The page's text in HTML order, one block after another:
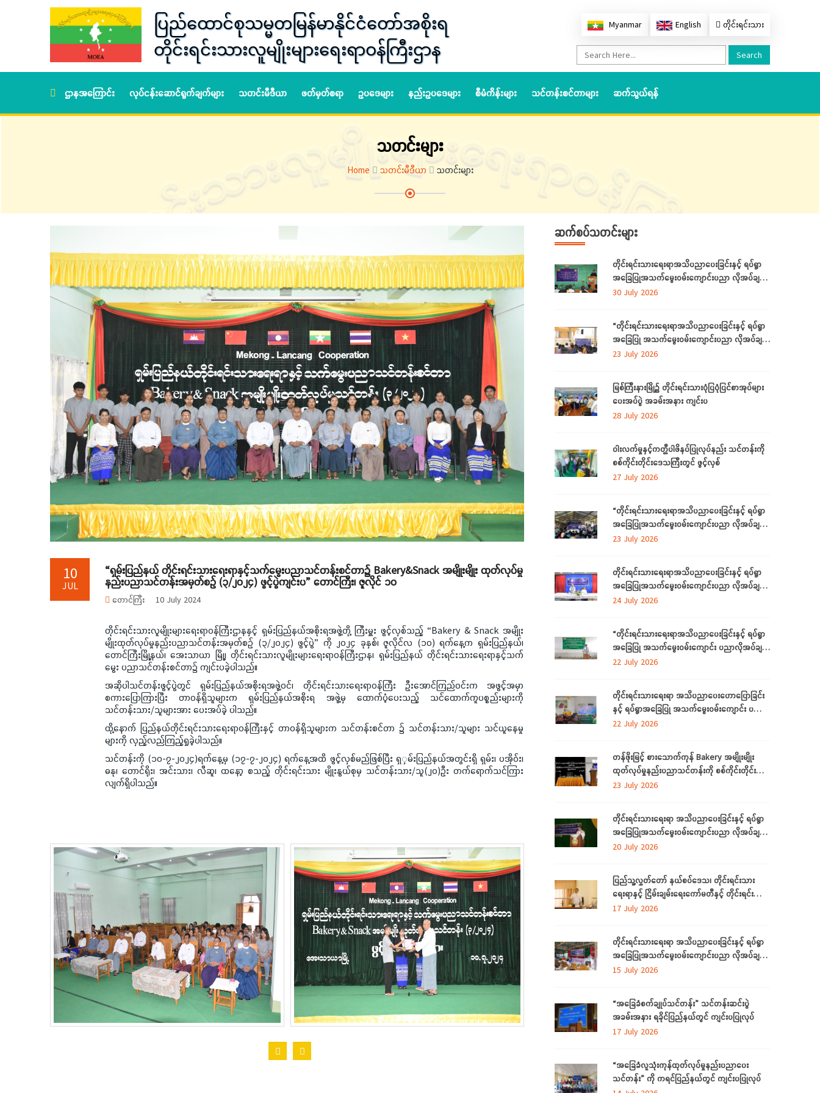
ပြည်ထောင်စုသမ္မတမြန်မာနိုင်ငံတော်အစိုးရ
တိုင်းရင်းသားလူမျိုးများရေးရာဝန်ကြီးဌာန
Myanmar English တိုင်းရင်းသား
Search
ဌာနအကြောင်း လုပ်ငန်းဆောင်ရွက်ချက်များ သတင်းမီဒီယာ ဖတ်မှတ်စရာ ဥပဒေများ နည်းဥပဒေများ စီမံကိန်းများ သင်တန်းစင်တာများ ဆက်သွယ်ရန်
သတင်းများ
Home သတင်းမီဒီယာ သတင်းများ
10
JUL
“ရှမ်းပြည်နယ် တိုင်းရင်းသားရေးရာနှင့်သက်မွေးပညာသင်တန်းစင်တာ၌ Bakery&Snack အမျိုးမျိုး ထုတ်လုပ်မှု
နည်းပညာသင်တန်းအမှတ်စဉ် (၃/၂၀၂၄) ဖွင့်ပွဲကျင်းပ” တောင်ကြီး၊ ဇူလိုင် ၁၀
တောင်ကြီး 10 July 2024
တိုင်းရင်းသားလူမျိုးများရေးရာဝန်ကြီးဌာနနှင့် ရှမ်းပြည်နယ်အစိုးရအဖွဲ့တို့ ကြီးမှူး ဖွင့်လှစ်သည့် “Bakery & Snack အမျိုး
မျိုးထုတ်လုပ်မှုနည်းပညာသင်တန်းအမှတ်စဉ် (၃/၂၀၂၄) ဖွင့်ပွဲ” ကို ၂၀၂၄ ခုနှစ်၊ ဇူလိုင်လ (၁၀) ရက်နေ့က ရှမ်းပြည်နယ်၊
တောင်ကြီးမြို့နယ်၊ အေးသာယာ မြို့၊ တိုင်းရင်းသားလူမျိုးများရေးရာဝန်ကြီးဌာန၊ ရှမ်းပြည်နယ် တိုင်းရင်းသားရေးရာနှင့်သက်
မွေး ပညာသင်တန်းစင်တာ၌ ကျင်းပခဲ့ပါသည်။
အဆိုပါသင်တန်းဖွင့်ပွဲတွင် ရှမ်းပြည်နယ်အစိုးရအဖွဲ့ဝင်၊ တိုင်းရင်းသားရေးရာဝန်ကြီး ဦးအောင်ကြည်ဝင်းက အဖွင့်အမှာ
စကားပြောကြားပြီး တာဝန်ရှိသူများက ရှမ်းပြည်နယ်အစိုးရ အဖွဲ့မှ ထောက်ပံ့ပေးသည့် သင်ထောက်ကူပစ္စည်းများကို
သင်တန်းသား/သူများအား ပေးအပ်ခဲ့ ပါသည်။
ထို့နောက် ပြည်နယ်တိုင်းရင်းသားရေးရာဝန်ကြီးနှင့် တာဝန်ရှိသူများက သင်တန်းစင်တာ ၌ သင်တန်းသား/သူများ သင်ယူနေမှု
များကို လှည့်လည်ကြည့်ရှုခဲ့ပါသည်။
သင်တန်းကို (၁၀-၇-၂၀၂၄)ရက်နေ့မှ (၁၇-၇-၂၀၂၄) ရက်နေ့အထိ ဖွင့်လှစ်မည်ဖြစ်ပြီး ရှှမ်းပြည်နယ်အတွင်းရှိ ရှမ်း၊ ပအိုဝ်း၊
ဓနု၊ တောင်ရိုး၊ အင်းသား၊ လီဆူ၊ ထနော့ စသည့် တိုင်းရင်းသား မျိုးနွယ်စုမှ သင်တန်းသား/သူ(၂၀)ဦး တက်ရောက်သင်ကြား
လျက်ရှိပါသည်။
ဆက်စပ်သတင်းများ
တိုင်းရင်းသားရေးရာအသိပညာပေးခြင်းနှင့် ရပ်ရွာ
အခြေပြုအသက်မွေးဝမ်းကျောင်းပညာ လိုအပ်ချက်
တို့ကို ဆန်းစစ်စီမံခြင်းအစီအစဉ်ကို ကချင်ပြည်နယ်
30 July 2026
“တိုင်းရင်းသားရေးရာအသိပညာပေးခြင်းနှင့် ရပ်ရွာ
အခြေပြု အသက်မွေးဝမ်းကျောင်းပညာ လိုအပ်ချက်
ဆန်းစစ်စီမံခြင်း အစီအစဉ်”
23 July 2026
မြစ်ကြီးနားမြို့၌ တိုင်းရင်းသားပုံပြပုံပြင်စာအုပ်များ
ပေးအပ်ပွဲ အခမ်းအနား ကျင်းပ
28 July 2026
ဝါးလက်မှုနှင့်ကတ္တီပါဖိနပ်ပြုလုပ်နည်း သင်တန်းကို
စစ်ကိုင်းတိုင်းဒေသကြီးတွင် ဖွင့်လှစ်
27 July 2026
“တိုင်းရင်းသားရေးရာအသိပညာပေးခြင်းနှင့် ရပ်ရွာ
အခြေပြုအသက်မွေးဝမ်းကျောင်းပညာ လိုအပ်ချက်
တို့ကို ဆန်းစစ်စီမံခြင်း အစီအစဉ်”ကို စစ်ကိုင်းတိုင်း
23 July 2026
တိုင်းရင်းသားရေးရာအသိပညာပေးခြင်းနှင့် ရပ်ရွာ
အခြေပြုအသက်မွေးဝမ်းကျောင်းပညာ လိုအပ်ချက်
တို့ကို ဆန်းစစ်စီမံခြင်းအစီအစဉ်ကို ဧရာဝတီတိုင်း
24 July 2026
“တိုင်းရင်းသားရေးရာအသိပညာပေးခြင်းနှင့် ရပ်ရွာ
အခြေပြု အသက်မွေးဝမ်းကျောင်း ပညာလိုအပ်ချက်
ဆန်းစစ်စီမံခြင်း အစီအစဉ်” နှင့် “အခြေခံစက်ချုပ်
ပြုလုပ်
22 July 2026
တိုင်းရင်းသားရေးရာ အသိပညာပေးဟောပြောခြင်း
နှင့် ရပ်ရွာအခြေပြု အသက်မွေးဝမ်းကျောင်း ပညာ
လိုအပ်ချက်တို့ကို ဆန်းစစ်စီမံခြင်း အစီအစဉ်ကို
22 July 2026
တန်ဖိုးမြင့် စားသောက်ကုန် Bakery အမျိုးမျိုး
ထုတ်လုပ်မှုနည်းပညာသင်တန်းကို စစ်ကိုင်းတိုင်း
ဒေသကြီး၊ လဟယ်မြို့၌ ဖွင့်လှစ်
23 July 2026
တိုင်းရင်းသားရေးရာ အသိပညာပေးခြင်းနှင့် ရပ်ရွာ
အခြေပြုအသက်မွေးဝမ်းကျောင်းပညာ လိုအပ်ချက်
များကို ဆန်းစစ်စီမံခြင်း အစီအစဉ်ကို ပဲခူးတိုင်း
20 July 2026
ပြည်သူ့လွှတ်တော် နယ်စပ်ဒေသ၊ တိုင်းရင်းသား
ရေးရာနှင့် ငြိမ်းချမ်းရေးကော်မတီနှင့် တိုင်းရင်းသား
လူမျိုးများရေးရာဝန်ကြီးဌာနတို့ တွေ့ဆုံဆွေးနွေး
17 July 2026
တိုင်းရင်းသားရေးရာ အသိပညာပေးခြင်းနှင့် ရပ်ရွာ
အခြေပြုအသက်မွေးဝမ်းကျောင်းပညာ လိုအပ်ချက်
တို့ကို ဆန်းစစ်စီမံခြင်း အစီအစဉ်ကို ပဲခူးတိုင်းဒေသ
15 July 2026
“အခြေခံစက်ချုပ်သင်တန်း” သင်တန်းဆင်းပွဲ
အခမ်းအနား ရခိုင်ပြည်နယ်တွင် ကျင်းပပြုလုပ်
17 July 2026
“အခြေခံလူသုံးကုန်ထုတ်လုပ်မှုနည်းပညာပေး
သင်တန်း” ကို ကရင်ပြည်နယ်တွင် ကျင်းပပြုလုပ်